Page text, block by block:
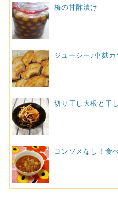
梅の甘酢漬け
ジューシー♪車麩
切り干し大根と干
コンソメなし！食